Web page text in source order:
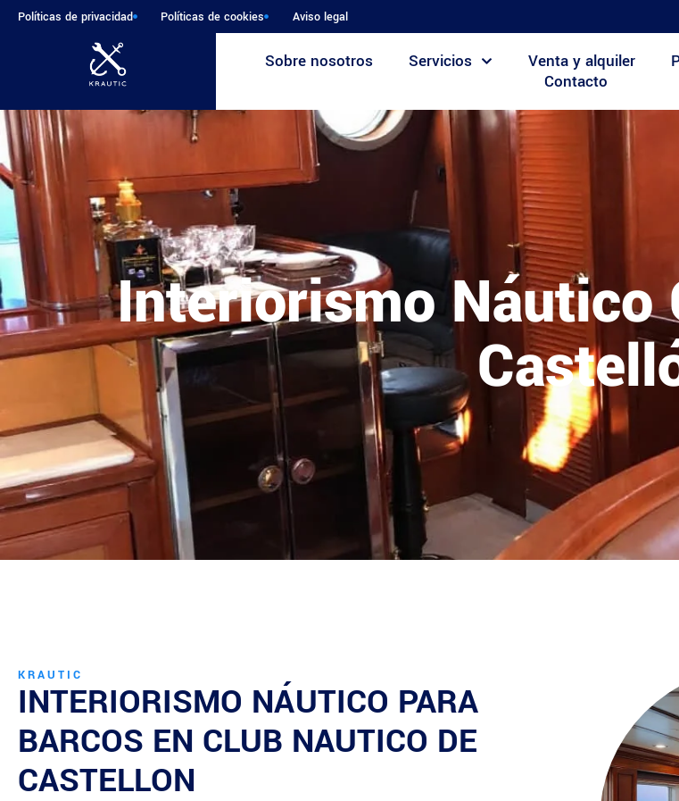
Políticas de privacidad Políticas de cookies Aviso legal
Sobre nosotros Servicios Venta y alquiler
Contacto
Interiorismo Náutico
KRAUTIC
INTERIORISMO NÁUTICO PARA
BARCOS EN CLUB NAUTICO DE
CASTELLON